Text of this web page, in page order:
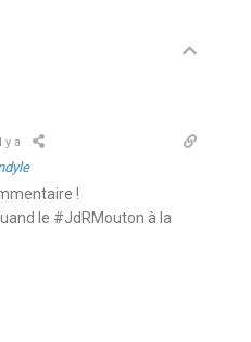
y a
!
le #JdRMouton à la